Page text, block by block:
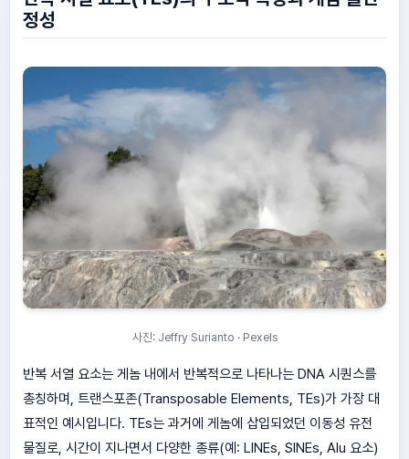
정성
사진: Jeffry Surianto · Pexels
반복 서열 요소는 게놈 내에서 반복적으로 나타나는 DNA 시퀀스를
총칭하며, 트랜스포존(Transposable Elements, TEs)가 가장 대
표적인 예시입니다. TEs는 과거에 게놈에 삽입되었던 이동성 유전
물질로, 시간이 지나면서 다양한 종류(예: LINEs, SINEs, Alu 요소)